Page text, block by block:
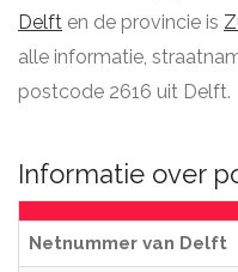
Delft en de provincie is
alle informatie,
postcode 2616 uit Delft.
Informatie over
Netnummer van Delft